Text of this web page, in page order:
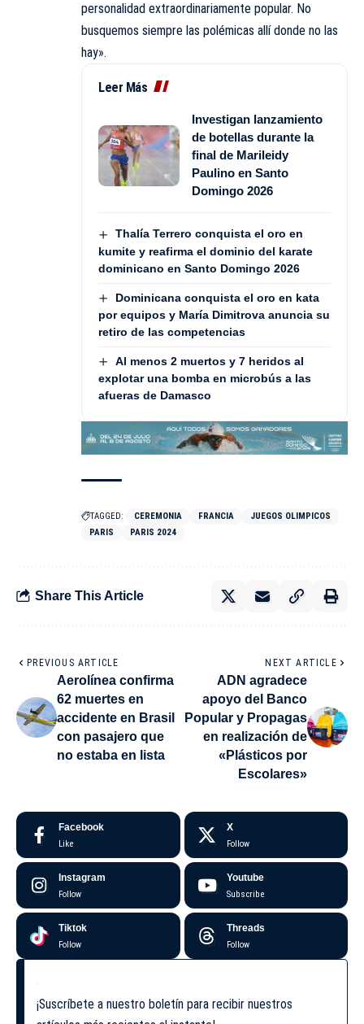
personalidad extraordinariamente popular. No
busquemos siempre las polémicas allí donde no las
hay».
Leer Más
Investigan lanzamiento
de botellas durante la
final de Marileidy
Paulino en Santo
Domingo 2026
Thalía Terrero conquista el oro en
kumite y reafirma el dominio del karate
dominicano en Santo Domingo 2026
Dominicana conquista el oro en kata
por equipos y María Dimitrova anuncia su
retiro de las competencias
Al menos 2 muertos y 7 heridos al
explotar una bomba en microbús a las
afueras de Damasco
TAGGED: CEREMONIA FRANCIA
JUEGOS OLIMPICOS
PARIS
PARIS 2024
Share This Article
PREVIOUS ARTICLE
Aerolínea confirma
62 muertes en
accidente en Brasil
con pasajero que
no estaba en lista
NEXT ARTICLE
ADN agradece
apoyo del Banco
Popular y Propagas
en realización de
«Plásticos por
Escolares»
Facebook
Like
X
Follow
Instagram
Follow
Youtube
Subscribe
Tiktok
Follow
Threads
Follow
¡Suscríbete a nuestro boletín para recibir nuestros